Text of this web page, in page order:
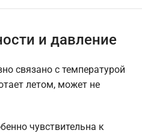
и давление
связано с температурой
летом, может не
чувствительна к